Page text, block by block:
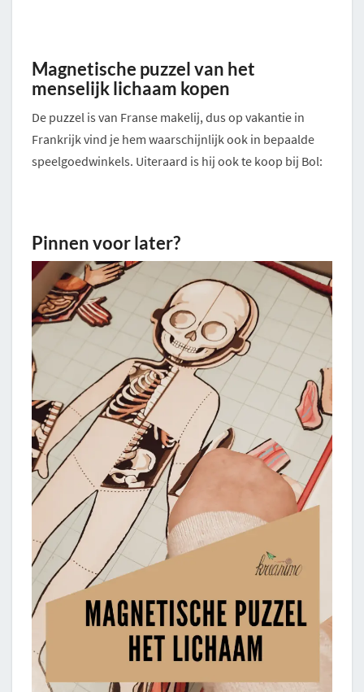
Magnetische puzzel van het
menselijk lichaam kopen
De puzzel is van Franse makelij, dus op vakantie in
Frankrijk vind je hem waarschijnlijk ook in bepaalde
speelgoedwinkels. Uiteraard is hij ook te koop bij Bol:
Pinnen voor later?